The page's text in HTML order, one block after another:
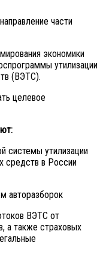
части
экономики
утилизации
(ВЭТС).
целевое
системы утилизации
средств в России
авторазборок
ВЭТС от
а также страховых